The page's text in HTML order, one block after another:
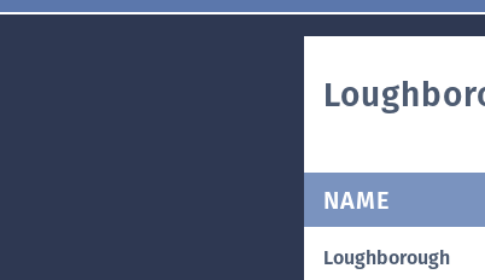
NAME
Loughborough